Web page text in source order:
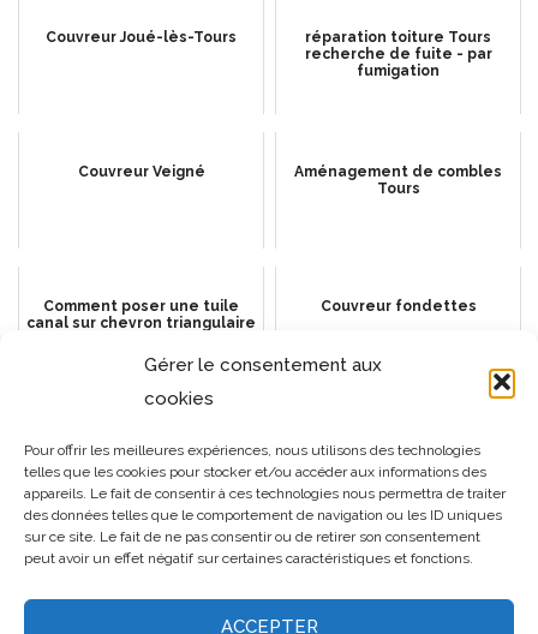
Gérer le consentement aux
cookies
Pour offrir les meilleures expériences, nous utilisons des technologies
telles que les cookies pour stocker et/ou accéder aux informations des
appareils. Le fait de consentir à ces technologies nous permettra de traiter
des données telles que le comportement de navigation ou les ID uniques
sur ce site. Le fait de ne pas consentir ou de retirer son consentement
peut avoir un effet négatif sur certaines caractéristiques et fonctions.
ACCEPTER
Couvreur Joué-lès-Tours
réparation toiture Tours
recherche de fuite - par
fumigation
Couvreur Veigné
Aménagement de combles
Tours
Comment poser une tuile
canal sur chevron triangulaire
Couvreur fondettes
Corps